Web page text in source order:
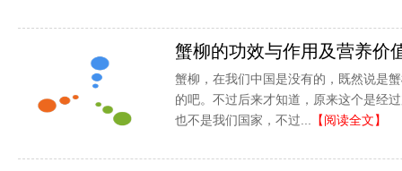
蟹柳的功效与作用及营养价
蟹柳，在我们中国是没有的，既然说是
的吧。不过后来才知道，原来这个是经
也不是我们国家，不过...
【阅读全文】